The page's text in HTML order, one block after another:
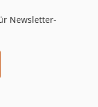
Newsletter-